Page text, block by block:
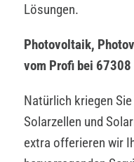
Lösungen.
Photovoltaik,
vom Profi bei
Natürlich kriegen
Solarzellen und
extra offerieren wir